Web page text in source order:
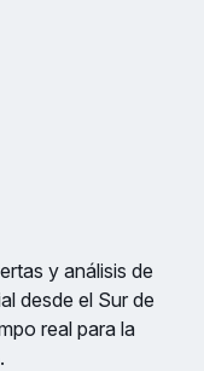
y análisis de
desde el Sur de
real para la